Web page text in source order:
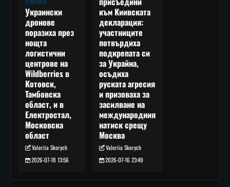
Украински
дронове
поразиха през
нощта
логистични
центрове на
Wildberries в
Котовск,
Тамбовска
област, и в
Електростал,
Московска
област
Valeriia Skorych
2026-07-18 13:56
към Киивската
декларация:
участниците
потвърдиха
подкрепата си
за Украйна,
осъдиха
руската агресия
и призоваха за
засилване на
международния
натиск срещу
Москва
Valeriia Skorych
2026-07-16 23:49